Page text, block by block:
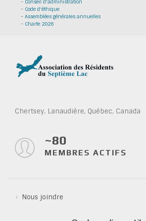
- Conseil d'administration
- Code d'éthique
- Assemblées générales annuelles
- Charte 2026
Chertsey, Lanaudière, Québec, Canada
~80
MEMBRES ACTIFS
Nous joindre